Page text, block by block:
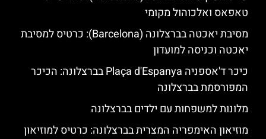
טאפאס ואלכוהול מקומי
מסיבת יאכטה בברצלונה (Barcelona): כרטיס למסיבת
יאכטה וכניסה למועדון
כיכר ד'אספניה Plaça d'Espanya בברצלונה: הכיכר
המפורסמת בברצלונה
מלונות למשפחות עם ילדים בברצלונה
מוזיאון האימפריה המצרית בברצלונה: כרטיס למוזיאון